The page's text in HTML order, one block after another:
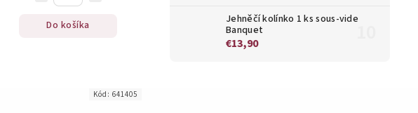
Jehněčí kolínko 1 ks sous-vide
Banquet
€13,90
Do košíka
Kód: 641405